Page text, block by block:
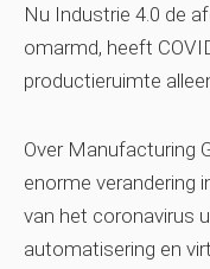
Nu Industrie 4.0 de
omarmd, heeft
productieruimte
Over Manufacturing
enorme verandering
van het coronavirus
automatisering en